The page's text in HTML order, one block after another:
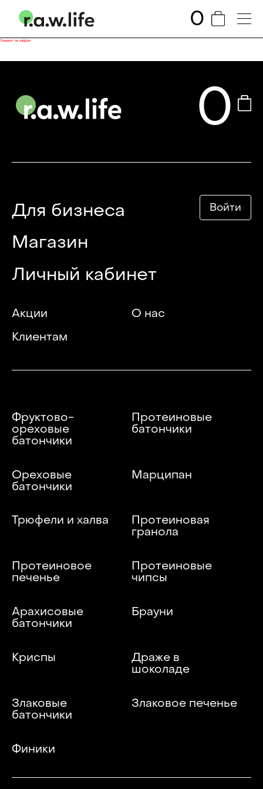
0
Элемент не найден
0
Личный кабинет
Магазин
Для бизнеса Войти
Акции
О нас
Клиентам
Фруктово-
ореховые
батончики
Протеиновые
батончики
Ореховые
батончики
Марципан
Трюфели и халва
Протеиновая
гранола
Протеиновое
печенье
Протеиновые
чипсы
Арахисовые
батончики
Брауни
Криспы
Драже в
шоколаде
Злаковые
батончики
Злаковое печенье
Финики